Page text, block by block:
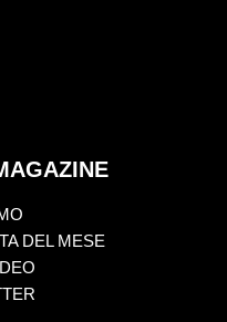
DEL MESE